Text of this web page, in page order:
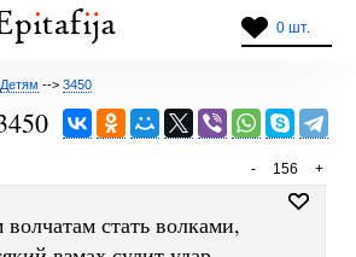
0 шт.
Детям --> 3450
+
156
-
стать волками,